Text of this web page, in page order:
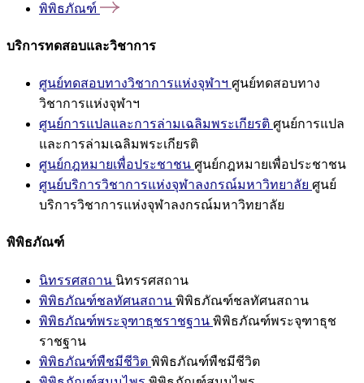
พิพิธภัณฑ์
บริการทดสอบและวิชาการ
ศูนย์ทดสอบทางวิชาการแห่งจุฬาฯ ศูนย์ทดสอบทาง
วิชาการแห่งจุฬาฯ
ศูนย์การแปลและการล่ามเฉลิมพระเกียรติ ศูนย์การแปล
และการล่ามเฉลิมพระเกียรติ
ศูนย์กฎหมายเพื่อประชาชน ศูนย์กฎหมายเพื่อประชาชน
ศูนย์บริการวิชาการแห่งจุฬาลงกรณ์มหาวิทยาลัย ศูนย์
บริการวิชาการแห่งจุฬาลงกรณ์มหาวิทยาลัย
พิพิธภัณฑ์
นิทรรศสถาน นิทรรศสถาน
พิพิธภัณฑ์ชลทัศนสถาน พิพิธภัณฑ์ชลทัศนสถาน
พิพิธภัณฑ์พระจุฑาธุชราชฐาน พิพิธภัณฑ์พระจุฑาธุช
ราชฐาน
พิพิธภัณฑ์พืชมีชีวิต พิพิธภัณฑ์พืชมีชีวิต